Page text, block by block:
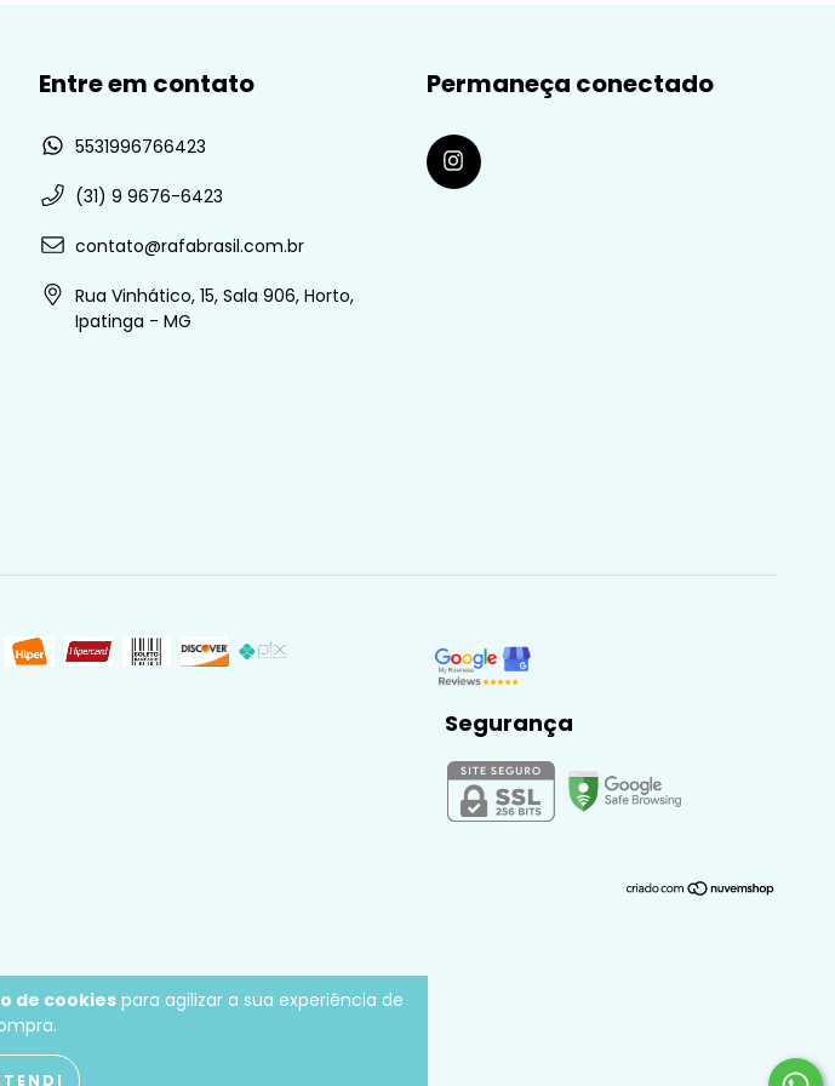
de cookies para agilizar a sua experiência de
Entre em contato
5531996766423
(31) 9 9676-6423
contato@rafabrasil.com.br
Rua Vinhático, 15, Sala 906, Horto,
Ipatinga - MG
Permaneça conectado
Segurança